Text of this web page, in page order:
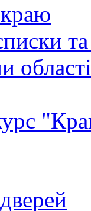
краю
області